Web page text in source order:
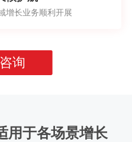
增长业务顺利开展
询
用于各场景增长